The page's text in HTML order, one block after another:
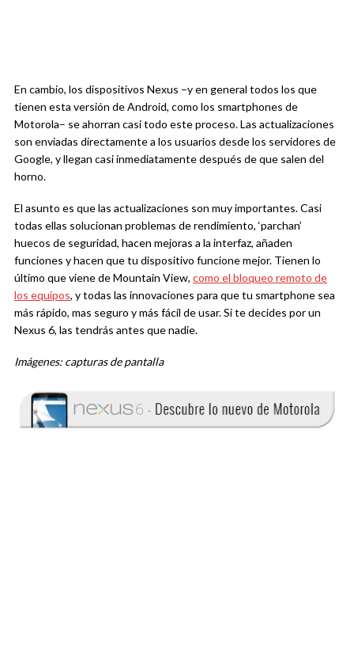
En cambio, los dispositivos Nexus –y en general todos los que
tienen esta versión de Android, como los smartphones de
Motorola– se ahorran casi todo este proceso. Las actualizaciones
son enviadas directamente a los usuarios desde los servidores de
Google, y llegan casi inmediatamente después de que salen del
horno.
El asunto es que las actualizaciones son muy importantes. Casi
todas ellas solucionan problemas de rendimiento, ‘parchan’
huecos de seguridad, hacen mejoras a la interfaz, añaden
funciones y hacen que tu dispositivo funcione mejor. Tienen lo
último que viene de Mountain View, como el bloqueo remoto de
los equipos, y todas las innovaciones para que tu smartphone sea
más rápido, mas seguro y más fácil de usar. Si te decides por un
Nexus 6, las tendrás antes que nadie.
Imágenes: capturas de pantalla